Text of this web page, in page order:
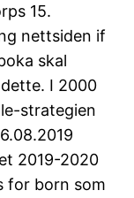
15.
nettsiden if
skal
I 2000
strategien
2019-2020
for born som